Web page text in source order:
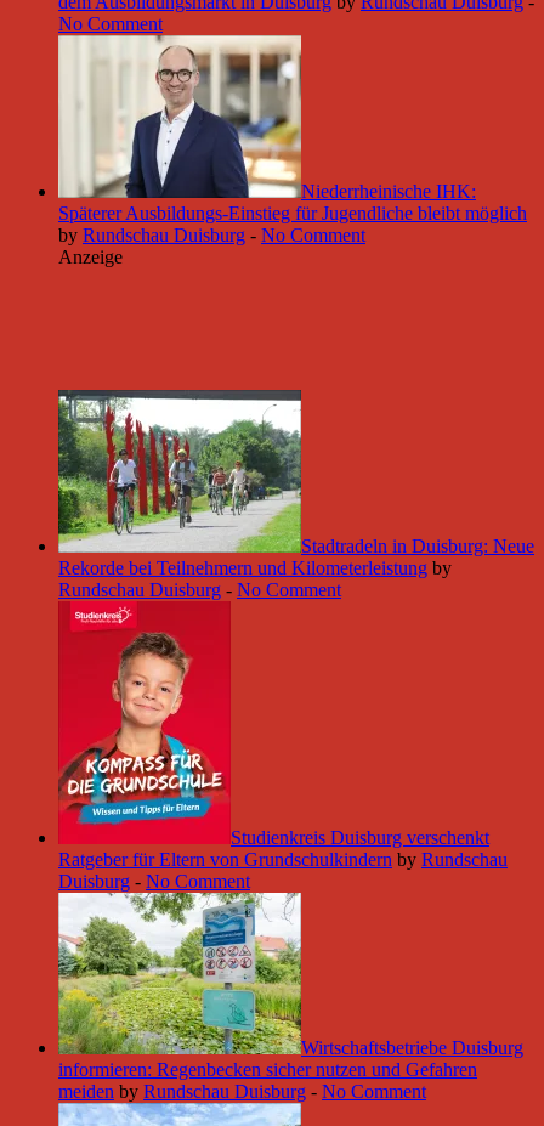
No Comment
Niederrheinische IHK:
Späterer Ausbildungs-Einstieg für Jugendliche bleibt möglich
by Rundschau Duisburg - No Comment
Anzeige
Stadtradeln in Duisburg: Neue
Rekorde bei Teilnehmern und Kilometerleistung by
Rundschau Duisburg - No Comment
Studienkreis Duisburg verschenkt
Ratgeber für Eltern von Grundschulkindern by Rundschau
Duisburg - No Comment
Wirtschaftsbetriebe Duisburg
informieren: Regenbecken sicher nutzen und Gefahren
meiden by Rundschau Duisburg - No Comment